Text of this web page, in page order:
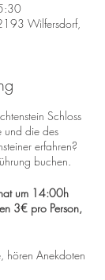
Wilfersdorf,
Schloss
und die des
erfahren?
buchen.
um 14:00h
3€ pro Person,
hören Anekdoten